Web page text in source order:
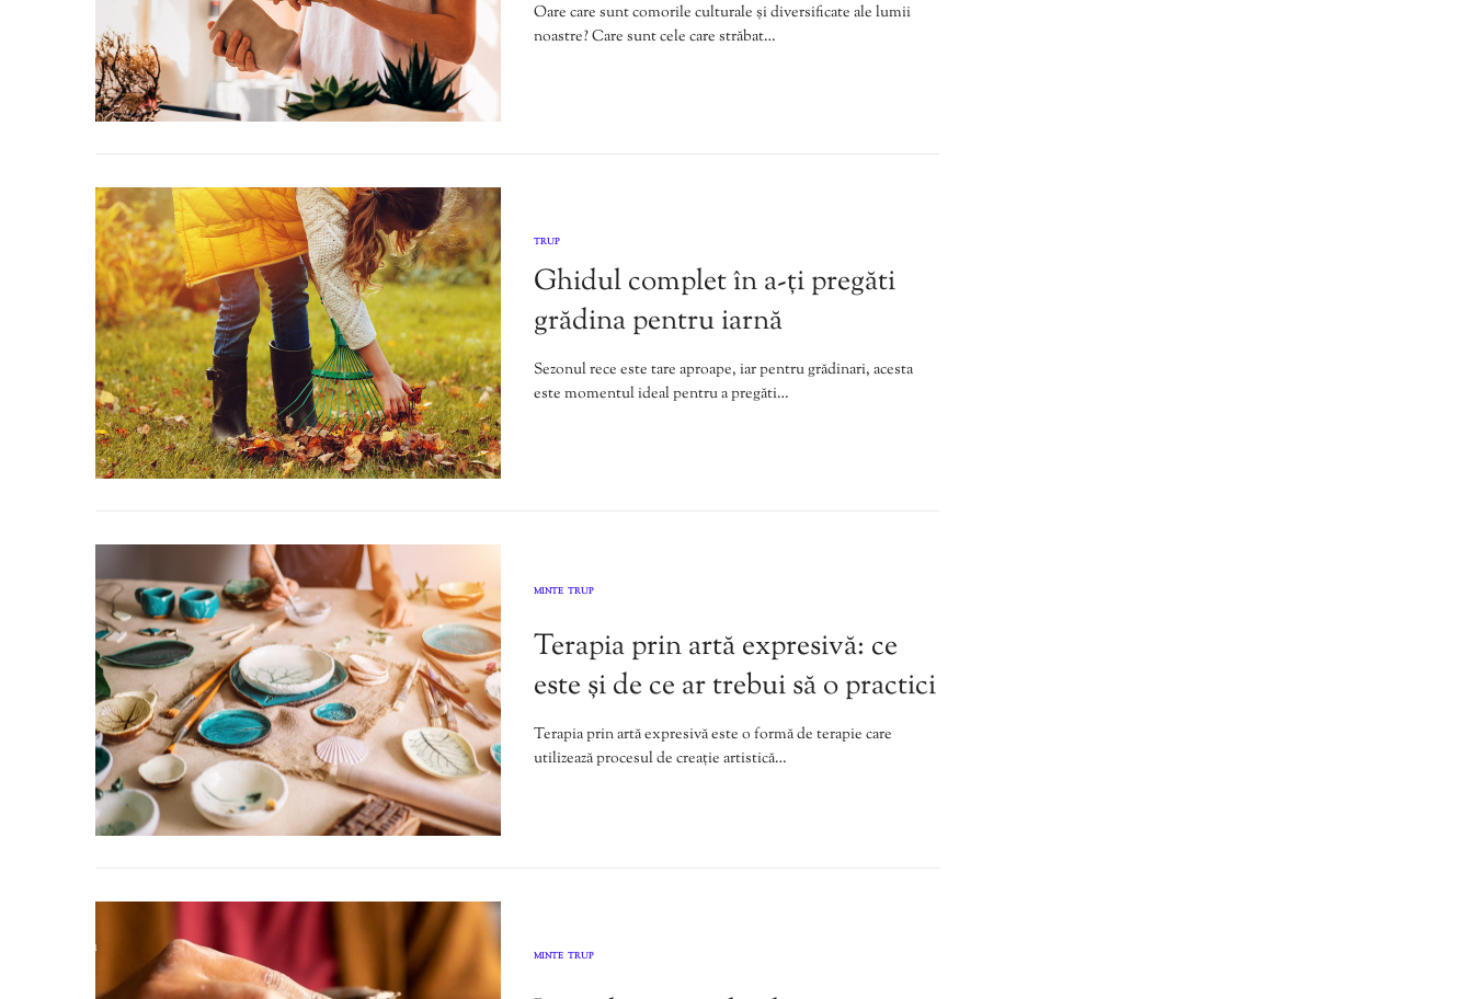
Oare care sunt comorile culturale și diversificate ale lumii
noastre? Care sunt cele care străbat…
TRUP
Ghidul complet în a-ți pregăti
grădina pentru iarnă
Sezonul rece este tare aproape, iar pentru grădinari, acesta
este momentul ideal pentru a pregăti…
MINTE TRUP
Terapia prin artă expresivă: ce
este și de ce ar trebui să o practici
Terapia prin artă expresivă este o formă de terapie care
utilizează procesul de creație artistică…
MINTE TRUP